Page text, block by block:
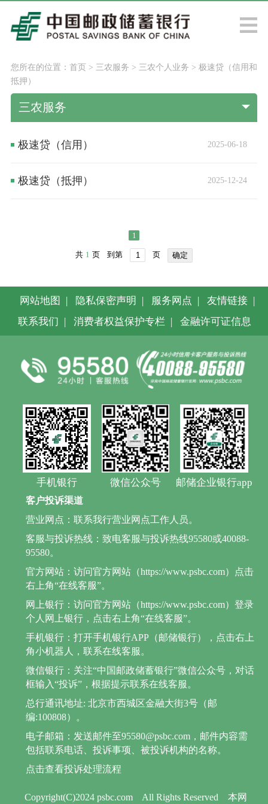
您所在的位置： 首页> 三农服务 > 三农个人业务 > 极速贷（信用和
抵押）
三农服务
2025-06-18
极速贷（信用）
2025-12-24
极速贷（抵押）
1
共 1 页 到第 页 确定
网站地图 | 隐私保密声明 | 服务网点 | 友情链接 |
联系我们 | 消费者权益保护专栏 | 金融许可证信息
手机银行 微信公众号 邮储企业银行app
Copyright(C)2024 psbc.com All Rights Reserved 本网
客户投诉渠道
营业网点：联系我行营业网点工作人员。
客服与投诉热线：致电客服与投诉热线95580或40088-
95580。
官方网站：访问官方网站（https://www.psbc.com）点击
右上角“在线客服”。
网上银行：访问官方网站（https://www.psbc.com）登录
个人网上银行，点击右上角“在线客服”。
手机银行：打开手机银行APP（邮储银行），点击右上
角小机器人，联系在线客服。
微信银行：关注“中国邮政储蓄银行”微信公众号，对话
框输入“投诉”，根据提示联系在线客服。
总行通讯地址: 北京市西城区金融大街3号（邮
编:100808）。
电子邮箱：发送邮件至95580@psbc.com，邮件内容需
包括联系电话、投诉事项、被投诉机构的名称。
点击查看投诉处理流程